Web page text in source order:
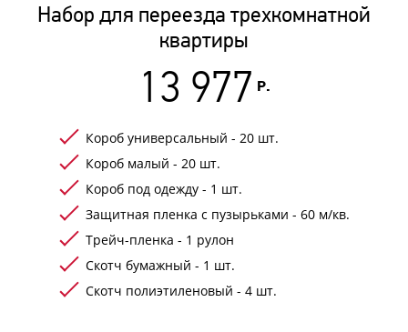
Набор для переезда трехкомнатной
квартиры
13 977 Р.
Короб универсальный - 20 шт.
Короб малый - 20 шт.
Короб под одежду - 1 шт.
Защитная пленка с пузырьками - 60 м/кв.
Трейч-пленка - 1 рулон
Скотч бумажный - 1 шт.
Скотч полиэтиленовый - 4 шт.